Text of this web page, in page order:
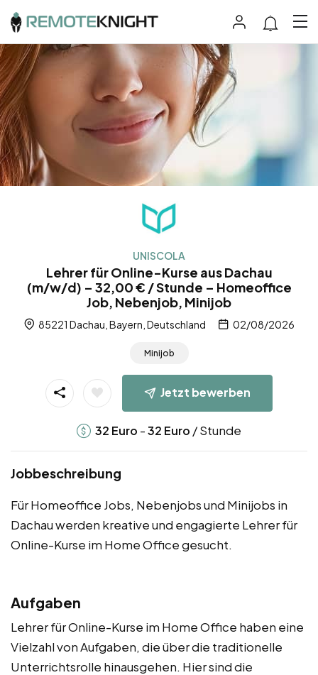
UNISCOLA
Lehrer für Online-Kurse aus Dachau
(m/w/d) – 32,00 € / Stunde – Homeoffice
Job, Nebenjob, Minijob
85221 Dachau, Bayern, Deutschland 02/08/2026
Minijob
Jetzt bewerben
32 Euro -32 Euro / Stunde
Jobbeschreibung
Für Homeoffice Jobs, Nebenjobs und Minijobs in
Dachau werden kreative und engagierte Lehrer für
Online-Kurse im Home Office gesucht.
Aufgaben
Lehrer für Online-Kurse im Home Office haben eine
Vielzahl von Aufgaben, die über die traditionelle
Unterrichtsrolle hinausgehen. Hier sind die